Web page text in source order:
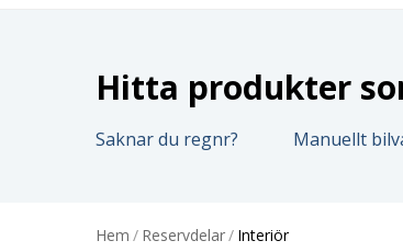
Hitta produkter
Saknar du regnr? Manuellt
Hem / Reservdelar/ Interiör